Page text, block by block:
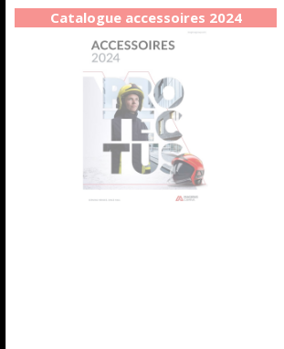
Catalogue accessoires 2024